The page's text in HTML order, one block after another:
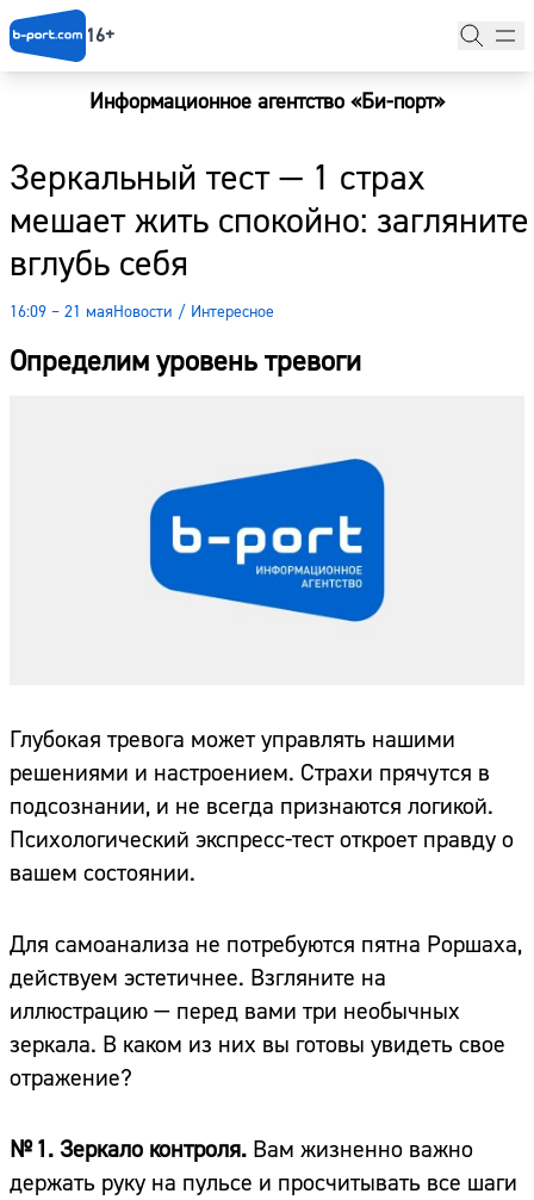
16+
Информационное агентство «Би-порт»
Зеркальный тест — 1 страх
мешает жить спокойно: загляните
вглубь себя
16:09 – 21 маяНовости / Интересное
Определим уровень тревоги
Глубокая тревога может управлять нашими
решениями и настроением. Страхи прячутся в
подсознании, и не всегда признаются логикой.
Психологический экспресс-тест откроет правду о
вашем состоянии.
Для самоанализа не потребуются пятна Роршаха,
действуем эстетичнее. Взгляните на
иллюстрацию — перед вами три необычных
зеркала. В каком из них вы готовы увидеть свое
отражение?
№ 1. Зеркало контроля. Вам жизненно важно
держать руку на пульсе и просчитывать все шаги
Новости
Наши гости
Фоторепортажи
Погода